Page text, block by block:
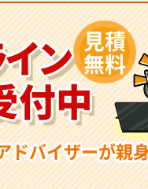
ン
付中
見積
無料
ドバイザーが親